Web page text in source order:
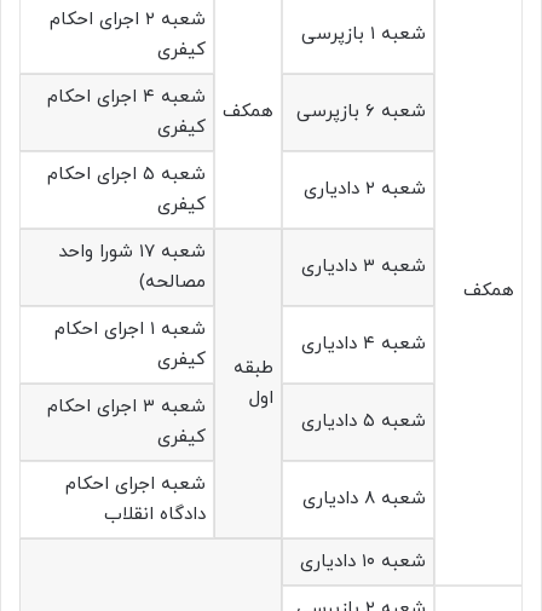
همکف
شعبه ۱ بازپرسی
همکف
شعبه ۲ اجرای احکام
کیفری
شعبه ۶ بازپرسی
شعبه ۴ اجرای احکام
کیفری
شعبه ۲ دادیاری
شعبه ۵ اجرای احکام
کیفری
شعبه ۳ دادیاری
طبقه
اول
شعبه ۱۷ شورا واحد
مصالحه)
شعبه ۴ دادیاری
شعبه ۱ اجرای احکام
کیفری
شعبه ۵ دادیاری
شعبه ۳ اجرای احکام
کیفری
شعبه ۸ دادیاری
شعبه اجرای احکام
دادگاه انقلاب
شعبه ۱۰ دادیاری